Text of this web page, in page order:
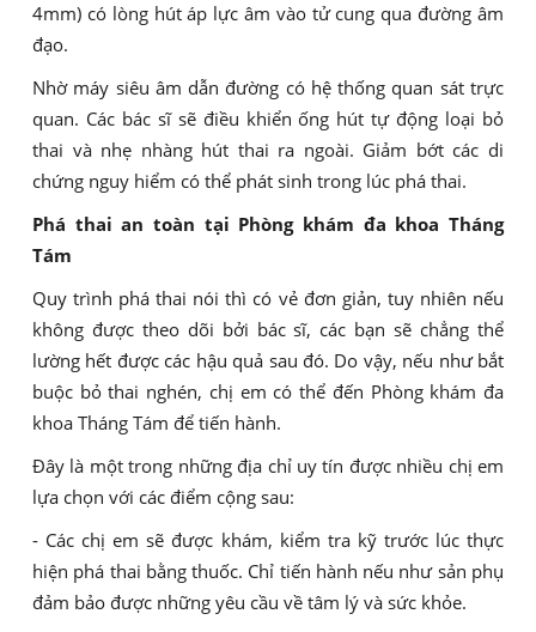
4mm) có lòng hút áp lực âm vào tử cung qua đường âm
đạo.
Nhờ máy siêu âm dẫn đường có hệ thống quan sát trực
quan. Các bác sĩ sẽ điều khiển ống hút tự động loại bỏ
thai và nhẹ nhàng hút thai ra ngoài. Giảm bớt các di
chứng nguy hiểm có thể phát sinh trong lúc phá thai.
Phá thai an toàn tại Phòng khám đa khoa Tháng
Tám
Quy trình phá thai nói thì có vẻ đơn giản, tuy nhiên nếu
không được theo dõi bởi bác sĩ, các bạn sẽ chẳng thể
lường hết được các hậu quả sau đó. Do vậy, nếu như bắt
buộc bỏ thai nghén, chị em có thể đến Phòng khám đa
khoa Tháng Tám để tiến hành.
Đây là một trong những địa chỉ uy tín được nhiều chị em
lựa chọn với các điểm cộng sau:
- Các chị em sẽ được khám, kiểm tra kỹ trước lúc thực
hiện phá thai bằng thuốc. Chỉ tiến hành nếu như sản phụ
đảm bảo được những yêu cầu về tâm lý và sức khỏe.